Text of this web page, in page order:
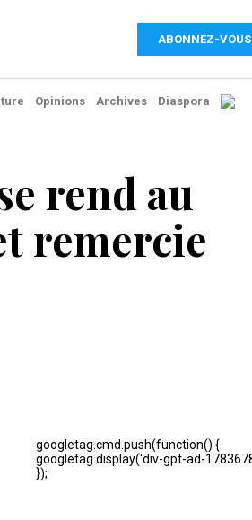
ABONNEZ-VOUS
Opinions Archives Diaspora
rend au
remercie